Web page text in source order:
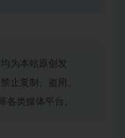
为本站原创发
止复制、盗用、
各类媒体平台。